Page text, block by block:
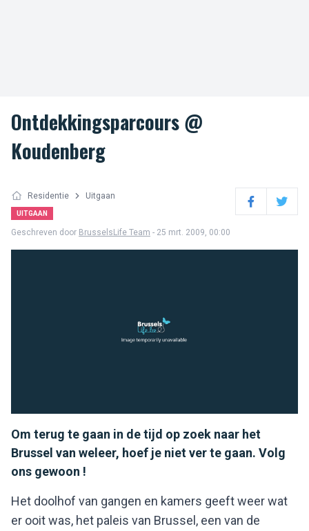
Ontdekkingsparcours @
Koudenberg
Residentie Uitgaan
UITGAAN FacebookTwitter
Geschreven door BrusselsLife Team - 25 mrt. 2009, 00:00
Om terug te gaan in de tijd op zoek naar het
Brussel van weleer, hoef je niet ver te gaan. Volg
ons gewoon !
Het doolhof van gangen en kamers geeft weer wat
er ooit was, het paleis van Brussel, een van de